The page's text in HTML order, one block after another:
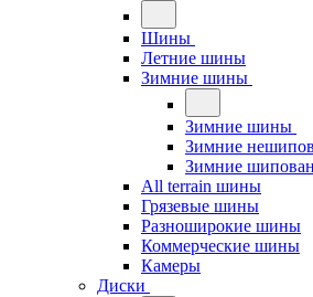
Шины
Летние шины
Зимние шины
Зимние шины
Зимние
Зимние
All terrain шины
Грязевые шины
Разноширокие шины
Коммерческие шины
Камеры
Диски